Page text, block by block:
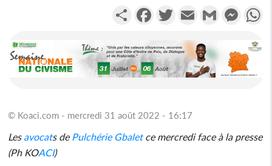
PartagerFacebookTwitterEmail Gmail
© Koaci.com - mercredi 31 août 2022 - 16:17
Les avocats de Pulchérie Gbaletce mercredi face à la presse
(Ph KOACI)